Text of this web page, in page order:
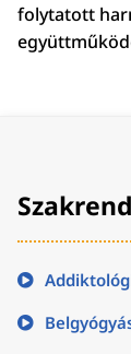
folytatott